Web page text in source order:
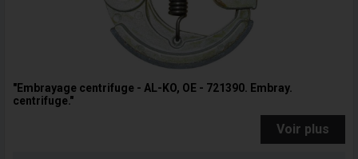
"Embrayage centrifuge - AL-KO, OE - 721390. Embray.
centrifuge."
Voir plus